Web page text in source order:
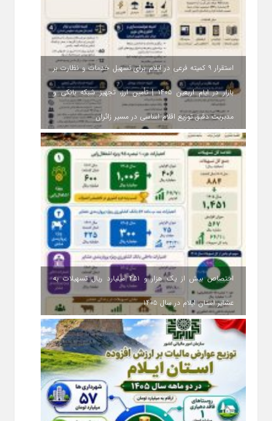
استقرار ۹ کمیته فرعی در ایلام برای تسهیل خدمات و نظارت بر
بازار در ایام اربعین ۱۴۰۵ | تأمین ارز، تجهیز شبکه بانکی و
مدیریت دقیق توزیع اقلام اساسی در مسیر زائران
اختصاص بیش از یک هزار و ۴۵۱ میلیارد ریال تسهیلات به
عشایر استان ایلام در سال ۱۴۰۵